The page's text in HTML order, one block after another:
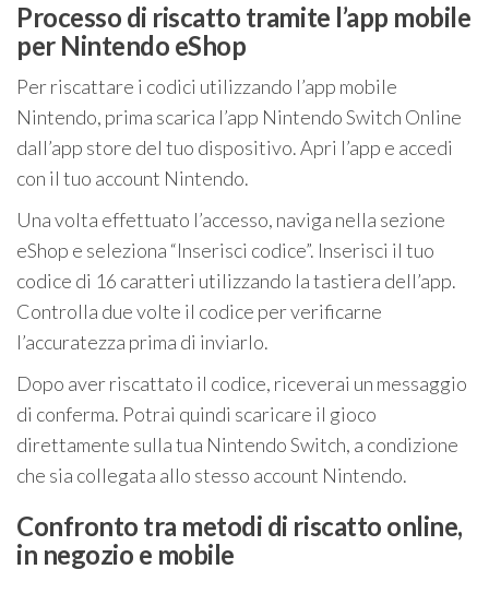
Processo di riscatto tramite l’app mobile
per Nintendo eShop
Per riscattare i codici utilizzando l’app mobile
Nintendo, prima scarica l’app Nintendo Switch Online
dall’app store del tuo dispositivo. Apri l’app e accedi
con il tuo account Nintendo.
Una volta effettuato l’accesso, naviga nella sezione
eShop e seleziona “Inserisci codice”. Inserisci il tuo
codice di 16 caratteri utilizzando la tastiera dell’app.
Controlla due volte il codice per verificarne
l’accuratezza prima di inviarlo.
Dopo aver riscattato il codice, riceverai un messaggio
di conferma. Potrai quindi scaricare il gioco
direttamente sulla tua Nintendo Switch, a condizione
che sia collegata allo stesso account Nintendo.
Confronto tra metodi di riscatto online,
in negozio e mobile